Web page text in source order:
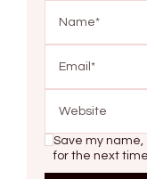
Save my name,
for the next